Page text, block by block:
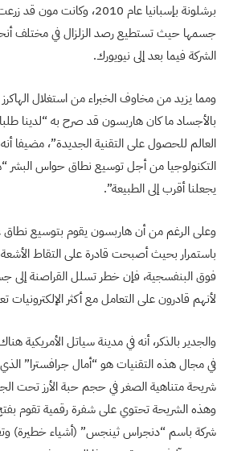
برشلونة بإسبانيا عام 2010،
جسمها حيث تستطيع رصد الزلزال في مختلف
الشركة فيما بعد إلى نيويورك.
ومما يزيد من مخاوف الخبراء من استغلال الهاكرز
بالأجساد ما كان هاربسون قد صرح به “لدينا
العالم للحصول على التقنية الجديدة”، مضيفا
التكنولوجيا من أجل توسيع نطاق حواس البشر
يجعلنا أقرب إلى الطبيعة”.
وعلى الرغم من أن هاربسون يقوم بتوسيع نطاق
باستمرار بحيث أصبحت قادرة على التقاط
فوق البنفسجية، فإن خطر تسلل القراصنة إلى
لأنهم قادرون على التعامل مع أكثر الإلكترونيات
والجدير بالذكر، أنه في مدينة سياتل الأمريكية
شريحة متناهية الصغر في حجم حبة الأرز تحت
وهذه الشريحة تحتوي على شفرة رقمية تقوم
شركة باسم “دنجراس ثينجس” (أشياء خطيرة)